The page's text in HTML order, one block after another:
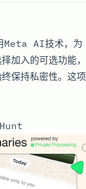
Meta AI技术，为
加入的可选功能，
保持私密性。这项